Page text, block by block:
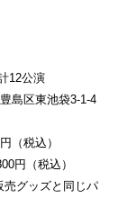
12公演
島区東池袋3-1-4
（税込）
円（税込）
グッズと同じパ